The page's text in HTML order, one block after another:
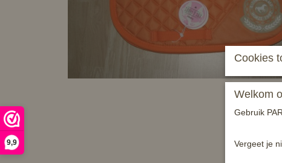
9,9
Cookies
Welkom
Gebruik
Vergeet je